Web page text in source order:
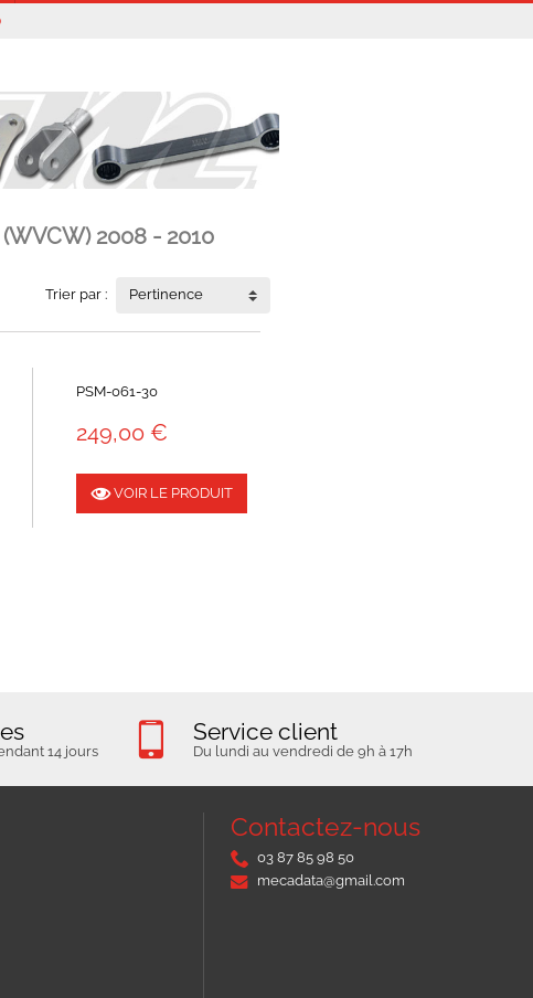
2008 - 2010
Trier par : Pertinence
PSM-061-30
249,00 €
VOIR LE PRODUIT
14 jours
Service client
Du lundi au vendredi de 9h à 17h
Contactez-nous
03 87 85 98 50
mecadata@gmail.com